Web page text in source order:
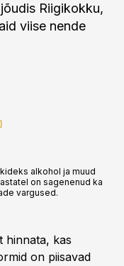
Riigikokku,
viise nende
alkohol ja muud
on sagenenud ka
vargused.
hinnata, kas
on piisavad